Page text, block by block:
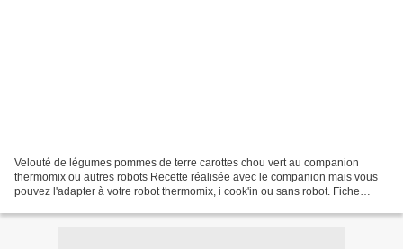
Velouté de légumes pommes de terre carottes chou vert au companion
thermomix ou autres robots Recette réalisée avec le companion mais vous
pouvez l'adapter à votre robot thermomix, i cook'in ou sans robot. Fiche